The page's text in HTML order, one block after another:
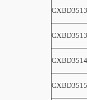
CXBD3513
CXBD3514
CXBD3515